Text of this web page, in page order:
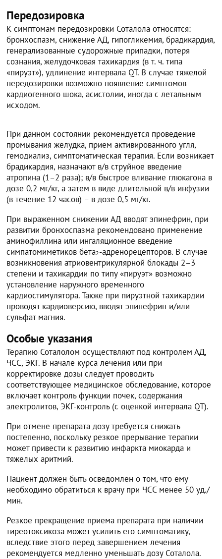
Передозировка
К симптомам передозировки Соталола относятся:
бронхоспазм, снижение АД, гипогликемия, брадикардия,
генерализованные судорожные припадки, потеря
сознания, желудочковая тахикардия (в т. ч. типа
«пируэт»), удлинение интервала QT. В случае тяжелой
передозировки возможно появление симптомов
кардиогенного шока, асистолии, иногда с летальным
исходом.
При данном состоянии рекомендуется проведение
промывания желудка, прием активированного угля,
гемодиализ, симптоматическая терапия. Если возникает
брадикардия, назначают в/в струйное введение
атропина (1–2 раза); в/в быстрое вливание глюкагона в
дозе 0,2 мг/кг, а затем в виде длительной в/в инфузии
(в течение 12 часов) – в дозе 0,5 мг/кг.
При выраженном снижении АД вводят эпинефрин, при
развитии бронхоспазма рекомендовано применение
аминофиллина или ингаляционное введение
симпатомиметиков бета2-адренорецепторов. В случае
возникновения атриовентрикулярной блокады 2–3
степени и тахикардии по типу «пируэт» возможно
установление наружного временного
кардиостимулятора. Также при пируэтной тахикардии
проводят кардиоверсию, вводят эпинефрин и/или
сульфат магния.
Особые указания
Терапию Соталолом осуществляют под контролем АД,
ЧСС, ЭКГ. В начале курса лечения или при
корректировке дозы следует проводить
соответствующее медицинское обследование, которое
включает контроль функции почек, содержания
электролитов, ЭКГ-контроль (с оценкой интервала QT).
При отмене препарата дозу требуется снижать
постепенно, поскольку резкое прерывание терапии
может привести к развитию инфаркта миокарда и
тяжелых аритмий.
Пациент должен быть осведомлен о том, что ему
необходимо обратиться к врачу при ЧСС менее 50 уд./
мин.
Резкое прекращение приема препарата при наличии
тиреотоксикоза может усилить его симптоматику,
вследствие этого перед завершением лечения
рекомендуется медленно уменьшать дозу Соталола.